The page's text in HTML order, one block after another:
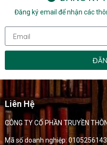
Đăng ký email để nhận các
Liên Hệ
CÔNG TY CỔ PHẦN TRUYỀN
Mã số doanh nghiệp: 0105256143